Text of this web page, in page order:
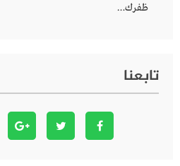
ظفرك…
تابعنا